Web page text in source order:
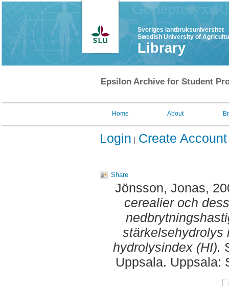
Sveriges lantbruksuniversitet
Swedish University of
Library
Epsilon Archive for Student
Home About
Login Create Account
Share
Jönsson, Jonas,
cerealier och
stärkelsehydrolys
hydrolysindex (HI).
Uppsala. Uppsala: